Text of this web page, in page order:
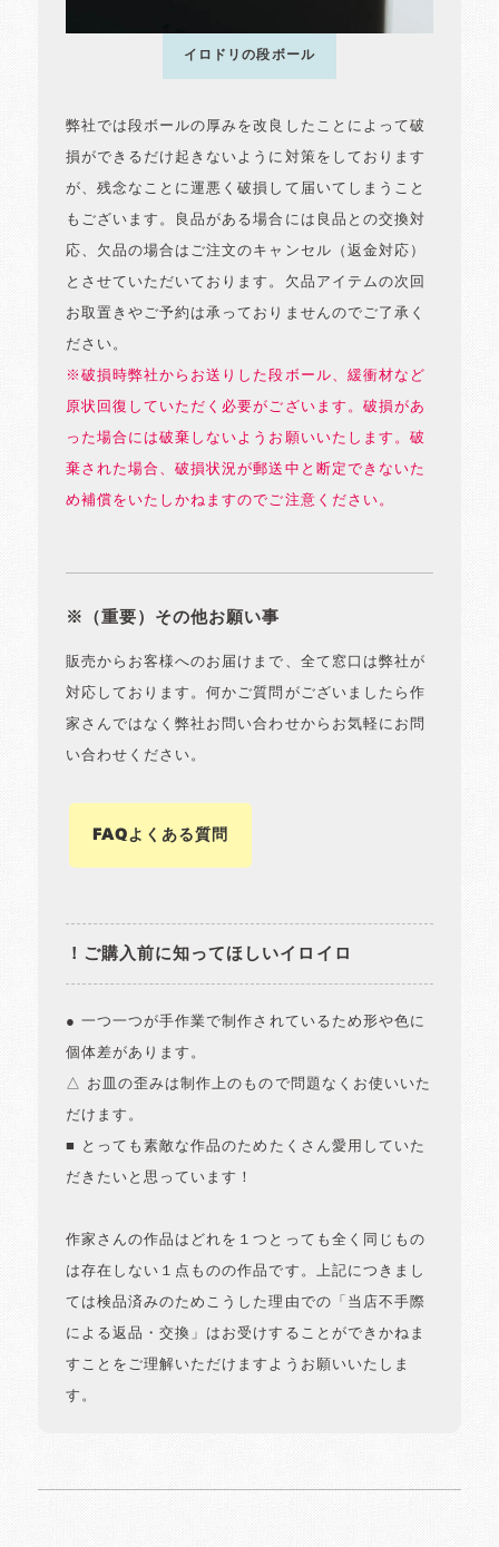
イロドリの段ボール
弊社では段ボールの厚みを改良したことによって破
損ができるだけ起きないように対策をしております
が、残念なことに運悪く破損して届いてしまうこと
もございます。良品がある場合には良品との交換対
応、欠品の場合はご注文のキャンセル（返金対応）
とさせていただいております。欠品アイテムの次回
お取置きやご予約は承っておりませんのでご了承く
ださい。
※破損時弊社からお送りした段ボール、緩衝材など
原状回復していただく必要がございます。破損があ
った場合には破棄しないようお願いいたします。破
棄された場合、破損状況が郵送中と断定できないた
め補償をいたしかねますのでご注意ください。
※（重要）その他お願い事
販売からお客様へのお届けまで、全て窓口は弊社が
対応しております。何かご質問がございましたら作
家さんではなく弊社お問い合わせからお気軽にお問
い合わせください。
FAQよくある質問
！ご購入前に知ってほしいイロイロ
● 一つ一つが手作業で制作されているため形や色に
個体差があります。
△ お皿の歪みは制作上のもので問題なくお使いいた
だけます。
■ とっても素敵な作品のためたくさん愛用していた
だきたいと思っています！
作家さんの作品はどれを１つとっても全く同じもの
は存在しない１点ものの作品です。上記につきまし
ては検品済みのためこうした理由での「当店不手際
による返品・交換」はお受けすることができかねま
すことをご理解いただけますようお願いいたしま
す。